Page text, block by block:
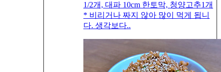
1/2개, 대파 10cm 한토막, 청양고추1개
* 비리거나 짜지 않아 많이 먹게 됩니
다. 생각보다..